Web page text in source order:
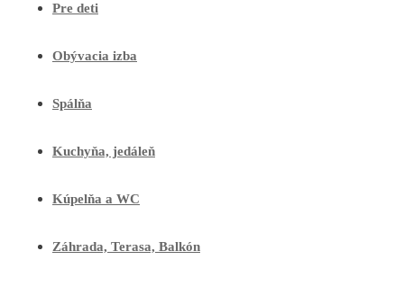
Pre deti
Obývacia izba
Spálňa
Kuchyňa, jedáleň
Kúpelňa a WC
Záhrada, Terasa, Balkón